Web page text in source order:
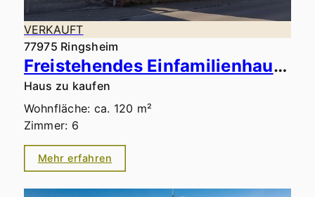
VERKAUFT
77975 Ringsheim
Freistehendes Einfamilienhaus mit Entwicklungspotenzial
Haus zu kaufen
Wohnfläche: ca. 120 m²
Zimmer: 6
Mehr erfahren